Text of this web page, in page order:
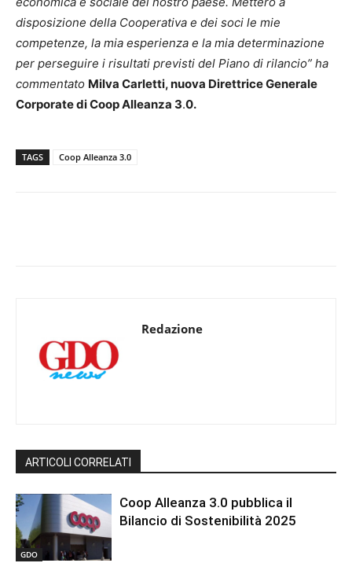
disposizione della Cooperativa e dei soci le mie
competenze, la mia esperienza e la mia determinazione
per perseguire i risultati previsti del Piano di rilancio” ha
commentato Milva Carletti, nuova Direttrice Generale
Corporate di Coop Alleanza 3.0.
TAGS Coop Alleanza 3.0
Redazione
ARTICOLI CORRELATI
GDO
Coop Alleanza 3.0 pubblica il
Bilancio di Sostenibilità 2025